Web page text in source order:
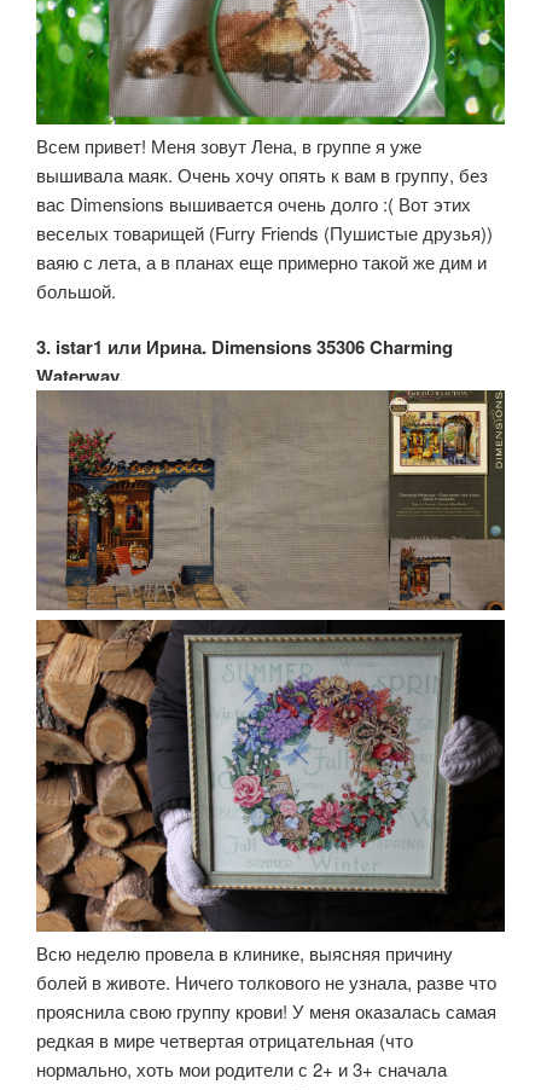
Всем привет! Меня зовут Лена, в группе я уже
вышивала маяк. Очень хочу опять к вам в группу, без
вас Dimensions вышивается очень долго :( Вот этих
веселых товарищей (Furry Friends (Пушистые друзья))
ваяю с лета, а в планах еще примерно такой же дим и
большой.
3. istar1 или Ирина. Dimensions 35306 Charming
Waterway.
Всю неделю провела в клинике, выясняя причину
болей в животе. Ничего толкового не узнала, разве что
прояснила свою группу крови! У меня оказалась самая
редкая в мире четвертая отрицательная (что
нормально, хоть мои родители с 2+ и 3+ сначала